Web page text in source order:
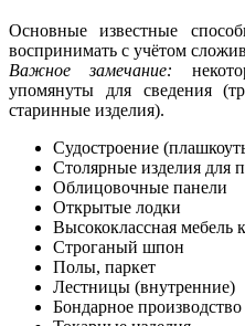
Основные известные
воспринимать с учётом
Важное замечание:
упомянуты для сведения
старинные изделия).
Судостроение
Столярные изделия для
Облицовочные панели
Открытые лодки
Высококлассная мебель
Строганый шпон
Полы, паркет
Лестницы (внутренние)
Бондарное производство